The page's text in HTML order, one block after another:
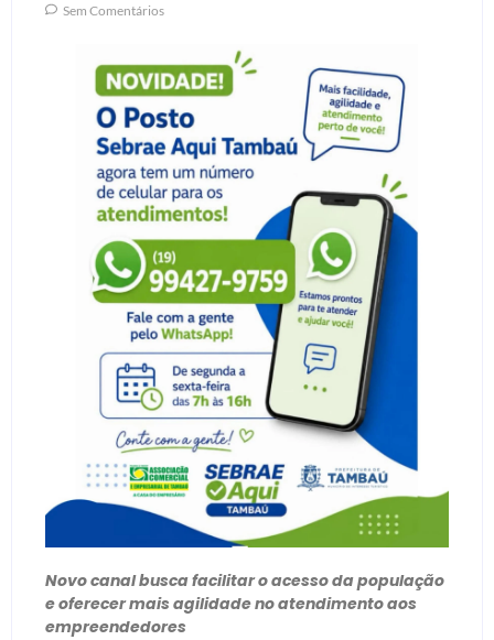
Sem Comentários
Novo canal busca facilitar o acesso da população
e oferecer mais agilidade no atendimento aos
empreendedores